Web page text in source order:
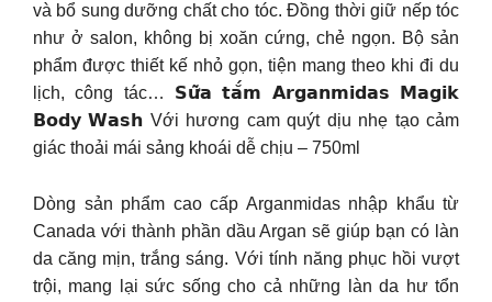
và bổ sung dưỡng chất cho tóc. Đồng thời giữ nếp tóc
như ở salon, không bị xoăn cứng, chẻ ngọn. Bộ sản
phẩm được thiết kế nhỏ gọn, tiện mang theo khi đi du
lịch, công tác… 𝗦𝘂̛̃𝗮 𝘁𝗮̆́𝗺 𝗔𝗿𝗴𝗮𝗻𝗺𝗶𝗱𝗮𝘀 𝗠𝗮𝗴𝗶𝗸
𝗕𝗼𝗱𝘆 𝗪𝗮𝘀𝗵 Với hương cam quýt dịu nhẹ tạo cảm
giác thoải mái sảng khoái dễ chịu – 750ml
Dòng sản phẩm cao cấp Arganmidas nhập khẩu từ
Canada với thành phần dầu Argan sẽ giúp bạn có làn
da căng mịn, trắng sáng. Với tính năng phục hồi vượt
trội, mang lại sức sống cho cả những làn da hư tổn